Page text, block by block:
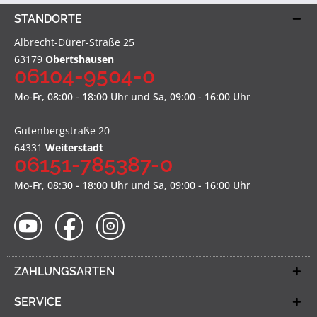
STANDORTE
Albrecht-Dürer-Straße 25
63179 Obertshausen
06104-9504-0
Mo-Fr, 08:00 - 18:00 Uhr und Sa, 09:00 - 16:00 Uhr
Gutenbergstraße 20
64331 Weiterstadt
06151-785387-0
Mo-Fr, 08:30 - 18:00 Uhr und Sa, 09:00 - 16:00 Uhr
ZAHLUNGSARTEN
SERVICE